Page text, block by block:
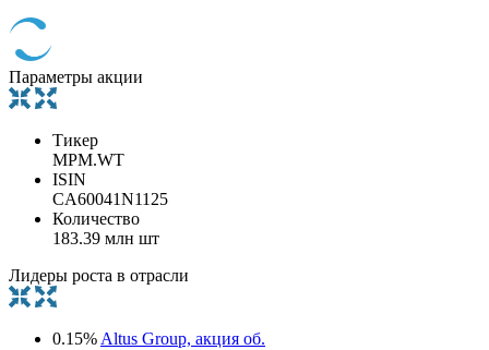
Параметры акции
Тикер
MPM.WT
ISIN
CA60041N1125
Количество
183.39 млн шт
Лидеры роста в отрасли
0.15% Altus Group, акция об.